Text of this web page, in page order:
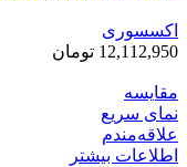
اکسسوری
12,112,950 تومان
مقایسه
نمای سریع
علاقه‌مندم
اطلاعات بیشتر